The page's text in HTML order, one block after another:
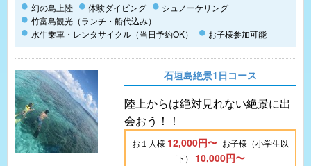
幻の島上陸 体験ダイビング
シュノーケリング
竹富島観光（ランチ・船代込み）
水牛乗車・レンタサイクル（当日予約OK）
お子様参加可能
石垣島絶景1日コース
陸上からは絶対見れない絶景に出
会おう！！
お１人様 12,000円〜 お子様（小学生以
下）
10,000円〜